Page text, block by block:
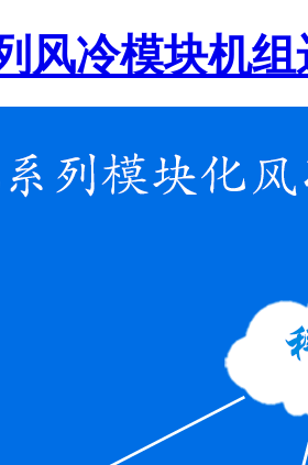
风冷模块机